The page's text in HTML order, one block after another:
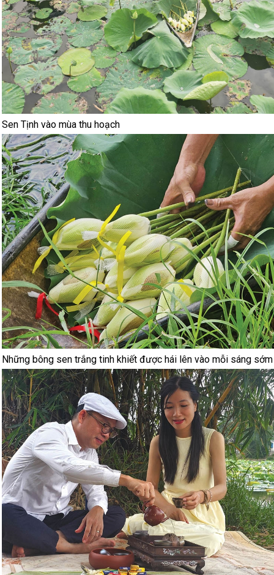
Sen Tịnh vào mùa thu hoạch
Những bông sen trắng tinh khiết được hái lên vào mỗi sáng